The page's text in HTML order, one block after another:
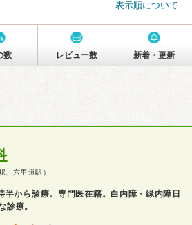
表示順について
数 レビュー数 新着・更新
、六甲道駅）
から診療。専門医在籍。白内障・緑内障日
診療。